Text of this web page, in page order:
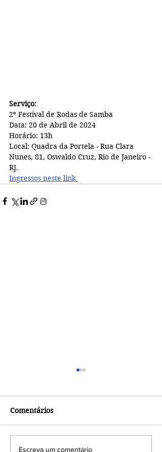
Serviço:
2º Festival de Rodas de Samba
Data: 20 de Abril de 2024
Horário: 13h
Local: Quadra da Portela - Rua Clara
Nunes, 81, Oswaldo Cruz, Rio de Janeiro -
RJ.
Ingressos neste link
Comentários
Escreva um comentário